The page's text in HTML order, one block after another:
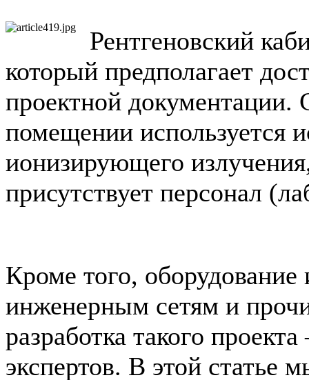
Рентгеновский
который предполагает
проектной документации.
помещении используется
ионизирующего
присутствует персонал
Кроме того,
инженерным сетям и
разработка такого
экспертов. В этой статье